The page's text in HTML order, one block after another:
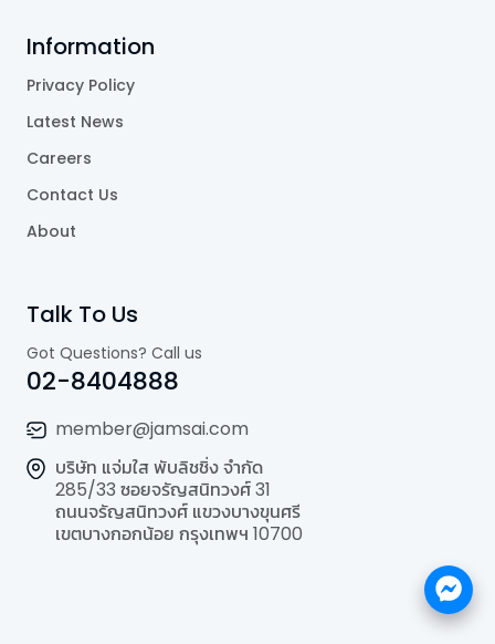
Information
Privacy Policy
Latest News
Careers
Contact Us
About
Talk To Us
Got Questions? Call us
02-8404888
member@jamsai.com
บริษัท แจ่มใส พับลิชชิ่ง จำกัด
285/33 ซอยจรัญสนิทวงศ์ 31
ถนนจรัญสนิทวงศ์ แขวงบางขุนศรี
เขตบางกอกน้อย กรุงเทพฯ 10700